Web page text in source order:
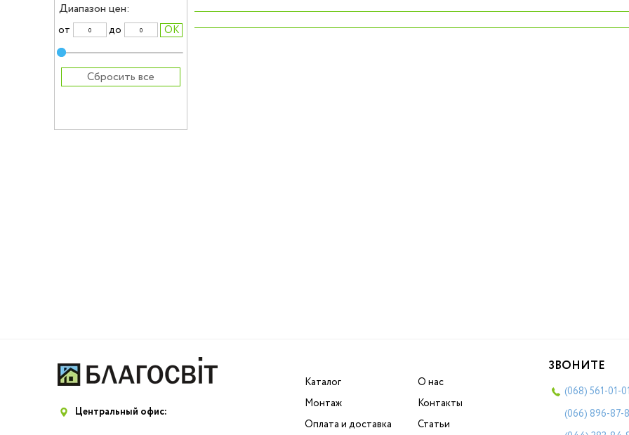
Диапазон цен:
от до
Сбросить все
‹
Центральный офис:
Каталог
Монтаж
Оплата и доставка
О нас
Контакты
Статьи
ЗВОНИТЕ
(068) 561-01-
(066) 896-87-